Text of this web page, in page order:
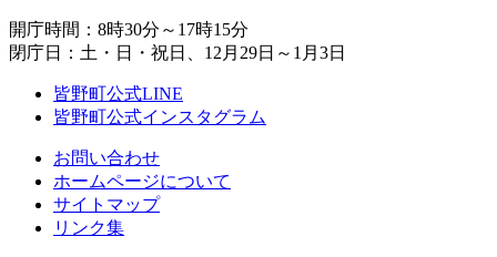
開庁時間：8時30分～17時15分
閉庁日：土・日・祝日、12月29日～1月3日
皆野町公式LINE
皆野町公式インスタグラム
お問い合わせ
ホームページについて
サイトマップ
リンク集